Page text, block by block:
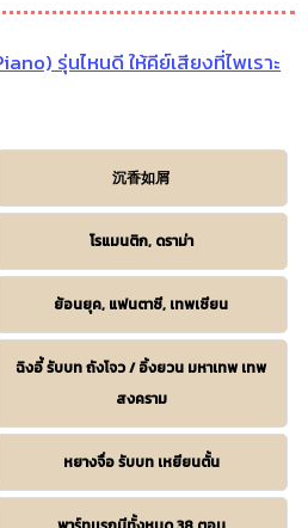
รุ่นไหนดี ให้คีย์เสียงที่ไพเราะ
沉香如屑
โรแมนติก, ดราม่า
ย้อนยุค, แฟนตาซี, เทพเซียน
ฉิงอี้ รับบท ถังโจว / อิ้งยวน มหาเทพ เทพ
สงคราม
หยางจื่อ รับบท เหยียนตั้น